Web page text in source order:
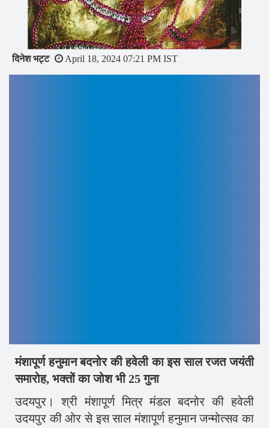
दिनेश भट्ट April 18, 2024 07:21 PM IST
मंशापूर्ण हनुमान बदनोर की हवेली का इस साल रजत जयंती
समारोह, भक्तों का जोश भी 25 गुना
उदयपुर। श्री मंशापूर्ण मित्र मंडल बदनोर की हवेली
उदयपुर की ओर से इस साल मंशापूर्ण हनुमान जन्मोत्सव का